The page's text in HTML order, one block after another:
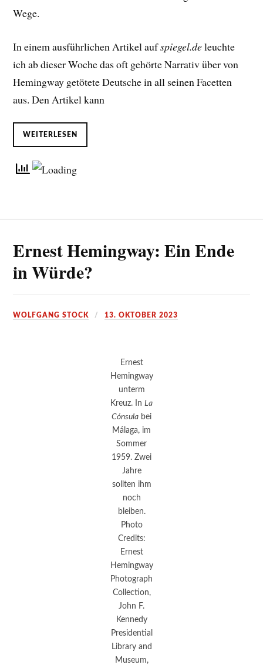
Wege.
In einem ausführlichen Artikel aufspiegel.deleuchte
ich ab dieser Woche das oft gehörte Narrativ über von
Hemingway getötete Deutsche in all seinen Facetten
aus. Den Artikel kann
WEITERLESEN
Ernest Hemingway: Ein Ende
in Würde?
WOLFGANG STOCK 13. OKTOBER 2023
Ernest
Hemingway
unterm
Kreuz. In La
Cónsula bei
Málaga, im
Sommer
1959. Zwei
Jahre
sollten ihm
noch
bleiben.
Photo
Credits:
Ernest
Hemingway
Photograph
Collection,
John F.
Kennedy
Presidential
Library and
Museum,